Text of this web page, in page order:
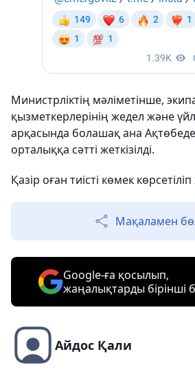
Министрліктің мәліметінше,
қызметкерлерінің жедел және
арқасында болашақ ана
орталыққа сәтті жеткізілді.
Қазір оған тиісті көмек
Мақаламен
Google-ға қосылып,
жаңалықтарды бірінші
Айдос Қали